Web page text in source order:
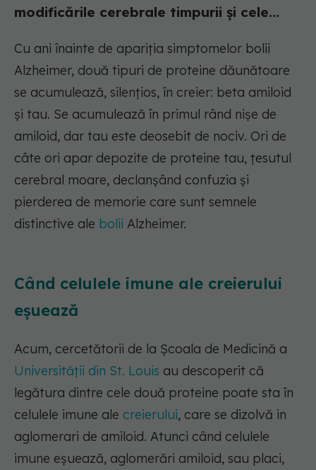
modificările cerebrale timpurii și cele...
Cu ani înainte de apariția simptomelor bolii
Alzheimer, două tipuri de proteine dăunătoare
se acumulează, silențios, în creier: beta amiloid
și tau. Se acumulează în primul rând nișe de
amiloid, dar tau este deosebit de nociv. Ori de
câte ori apar depozite de proteine tau, țesutul
cerebral moare, declanșând confuzia și
pierderea de memorie care sunt semnele
distinctive ale bolii Alzheimer.
Când celulele imune ale creierului
eșuează
Acum, cercetătorii de la Școala de Medicină a
Universității din St. Louis au descoperit că
legătura dintre cele două proteine poate sta în
celulele imune ale creierului, care se dizolvă in
aglomerari de amiloid. Atunci când celulele
imune eșuează, aglomerări amiloid, sau placi,